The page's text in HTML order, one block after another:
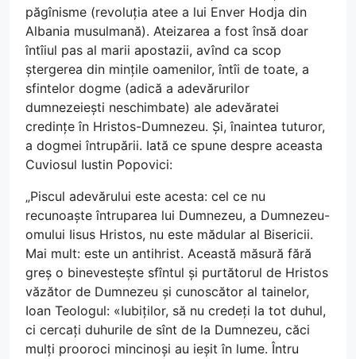
păgînisme (revoluția atee a lui Enver Hodja din
Albania musulmană). Ateizarea a fost însă doar
întîiul pas al marii apostazii, avînd ca scop
ștergerea din mințile oamenilor, întîi de toate, a
sfintelor dogme (adică a adevărurilor
dumnezeiești neschimbate) ale adevăratei
credințe în Hristos-Dumnezeu. Și, înaintea tuturor,
a dogmei întrupării. Iată ce spune despre aceasta
Cuviosul Iustin Popovici:
„Piscul adevărului este acesta: cel ce nu
recunoaște întruparea lui Dumnezeu, a Dumnezeu-
omului Iisus Hristos, nu este mădular al Bisericii.
Mai mult: este un antihrist. Această măsură fără
greș o binevestește sfîntul și purtătorul de Hristos
văzător de Dumnezeu și cunoscător al tainelor,
Ioan Teologul: «Iubiților, să nu credeți la tot duhul,
ci cercați duhurile de sînt de la Dumnezeu, căci
mulți prooroci mincinoși au ieșit în lume. Întru